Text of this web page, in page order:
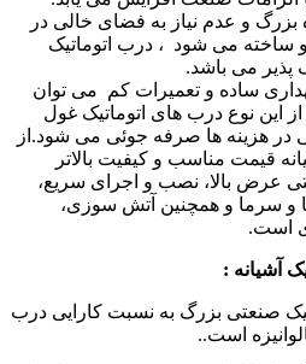
بزرگ و عدم نیاز به فضای خالی در
ساخته می شود ، درب اتوماتیک
پذیر می باشد.
ساده و تعمیرات کم می توان
این نوع درب های اتوماتیک غول
در هزینه ها صرفه جوئی می شود.از
قیمت مناسب و کیفیت بالاتر
عرض بالا، نصب و اجرای سریع،
و سرما و همچنین آتش سوزی،
است.
آشیانه :
صنعتی بزرگ به نسبت کارایی درب
است..